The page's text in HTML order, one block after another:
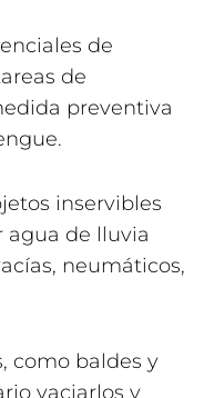
de
de
preventiva
inservibles
de lluvia
neumáticos,
como baldes y
vaciarlos y